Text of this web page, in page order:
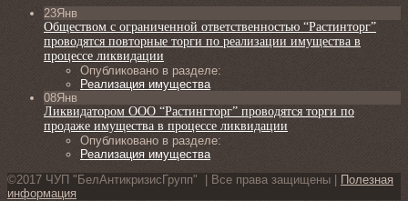
23Янв
Обществом с ограниченной ответственностью “Растинторг”
проводятся повторные торги по реализации имущества в
процессе ликвидации
Опубликовано в разделе:
Реализация имущества
08Янв
Ликвидатором ООО “Растингторг” проводятся торги по
продаже имущества в процессе ликвидации
Опубликовано в разделе:
Реализация имущества
©2017 ЧУП "БелАнтикризисГрупп" | Все права защищены |
Полезная
информация